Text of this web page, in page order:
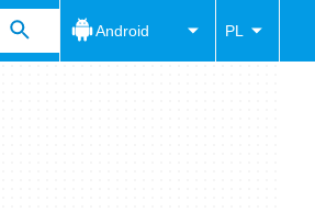
Android PL